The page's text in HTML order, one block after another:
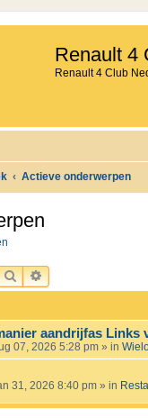
Renault 4
Renault 4 Club
Actieve onderwerpen
ZOEKUITGEBREID
aandrijfas Links
07, 2026 5:28 pm » in
31, 2026 8:40 pm » in